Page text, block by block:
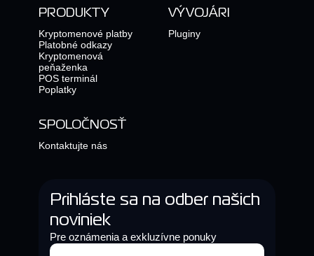
PRODUKTY
Kryptomenové platby
Platobné odkazy
Kryptomenová
peňaženka
POS terminál
Poplatky
VÝVOJÁRI
Pluginy
SPOLOČNOSŤ
Kontaktujte nás
Prihláste sa na odber našich
noviniek
Pre oznámenia a exkluzívne ponuky